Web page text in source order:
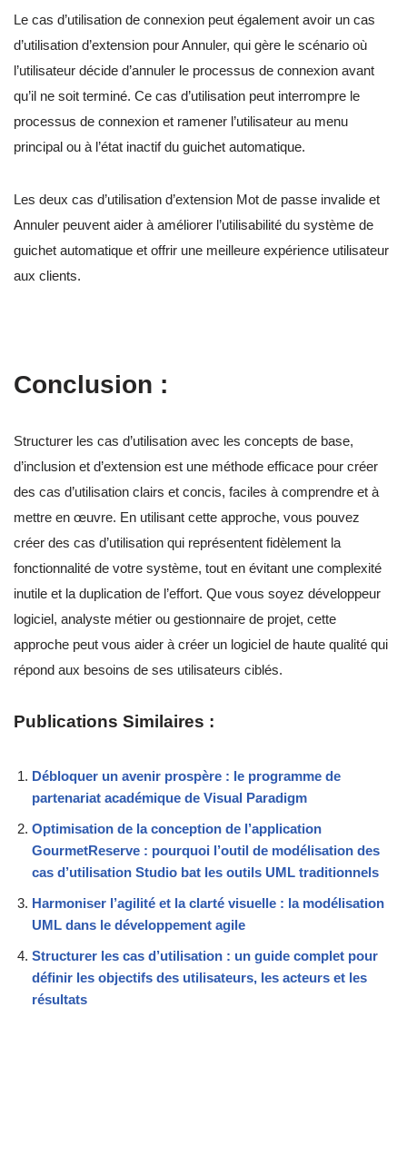
Le cas d’utilisation de connexion peut également avoir un cas
d’utilisation d’extension pour Annuler, qui gère le scénario où
l’utilisateur décide d’annuler le processus de connexion avant
qu’il ne soit terminé. Ce cas d’utilisation peut interrompre le
processus de connexion et ramener l’utilisateur au menu
principal ou à l’état inactif du guichet automatique.
Les deux cas d’utilisation d’extension Mot de passe invalide et
Annuler peuvent aider à améliorer l’utilisabilité du système de
guichet automatique et offrir une meilleure expérience utilisateur
aux clients.
Conclusion :
Structurer les cas d’utilisation avec les concepts de base,
d’inclusion et d’extension est une méthode efficace pour créer
des cas d’utilisation clairs et concis, faciles à comprendre et à
mettre en œuvre. En utilisant cette approche, vous pouvez
créer des cas d’utilisation qui représentent fidèlement la
fonctionnalité de votre système, tout en évitant une complexité
inutile et la duplication de l’effort. Que vous soyez développeur
logiciel, analyste métier ou gestionnaire de projet, cette
approche peut vous aider à créer un logiciel de haute qualité qui
répond aux besoins de ses utilisateurs ciblés.
Publications Similaires :
Débloquer un avenir prospère : le programme de
partenariat académique de Visual Paradigm
Optimisation de la conception de l’application
GourmetReserve : pourquoi l’outil de modélisation des
cas d’utilisation Studio bat les outils UML traditionnels
Harmoniser l’agilité et la clarté visuelle : la modélisation
UML dans le développement agile
Structurer les cas d’utilisation : un guide complet pour
définir les objectifs des utilisateurs, les acteurs et les
résultats